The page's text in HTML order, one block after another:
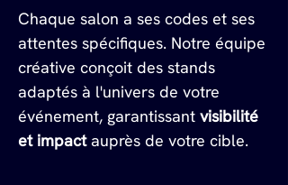
Chaque salon a ses codes et ses
attentes spécifiques. Notre équipe
créative conçoit des stands
adaptés à l'univers de votre
événement, garantissant visibilité
et impact auprès de votre cible.